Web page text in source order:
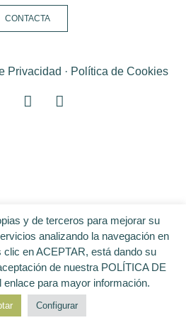
CONTACTA
Privacidad · Política de Cookies
y de terceros para mejorar su
analizando la navegación en
clic en ACEPTAR, está dando su
de nuestra POLÍTICA DE
enlace para mayor información.
Configurar